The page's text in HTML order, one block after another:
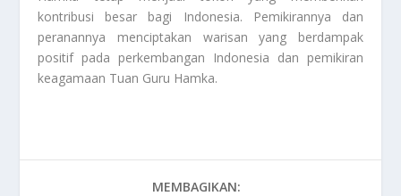
kontribusi besar bagi Indonesia. Pemikirannya dan
peranannya menciptakan warisan yang berdampak
positif pada perkembangan Indonesia dan pemikiran
keagamaan Tuan Guru Hamka.
MEMBAGIKAN: